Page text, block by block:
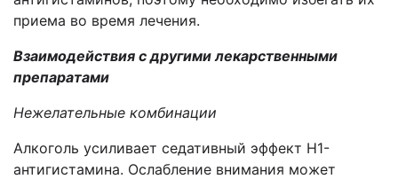
приема во время лечения.
Взаимодействия с другими лекарственными
препаратами
Нежелательные комбинации
Алкоголь усиливает седативный эффект H1-
антигистамина. Ослабление внимания может